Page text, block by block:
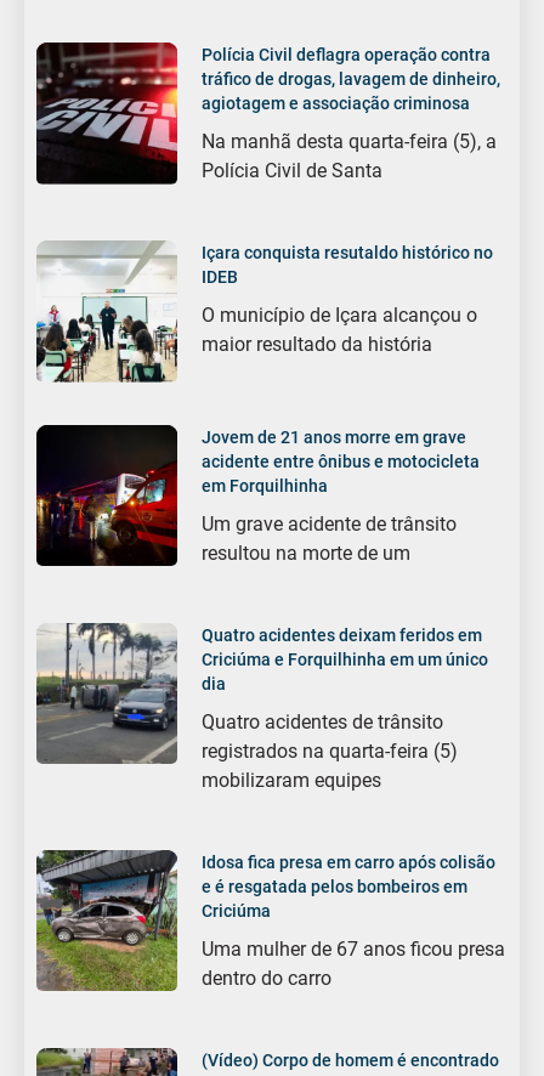
Polícia Civil deflagra operação contra
tráfico de drogas, lavagem de dinheiro,
agiotagem e associação criminosa
Na manhã desta quarta-feira (5), a
Polícia Civil de Santa
Içara conquista resutaldo histórico no
IDEB
O município de Içara alcançou o
maior resultado da história
Jovem de 21 anos morre em grave
acidente entre ônibus e motocicleta
em Forquilhinha
Um grave acidente de trânsito
resultou na morte de um
Quatro acidentes deixam feridos em
Criciúma e Forquilhinha em um único
dia
Quatro acidentes de trânsito
registrados na quarta-feira (5)
mobilizaram equipes
Idosa fica presa em carro após colisão
e é resgatada pelos bombeiros em
Criciúma
Uma mulher de 67 anos ficou presa
dentro do carro
(Vídeo) Corpo de homem é encontrado